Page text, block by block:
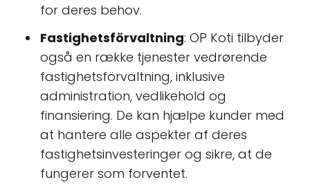
for deres behov.
Fastighetsförvaltning: OP Koti tilbyder
også en række tjenester vedrørende
fastighetsförvaltning, inklusive
administration, vedlikehold og
finansiering. De kan hjælpe kunder med
at hantere alle aspekter af deres
fastighetsinvesteringer og sikre, at de
fungerer som forventet.